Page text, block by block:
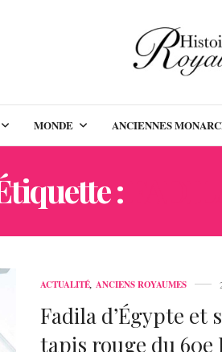
MONDE ANCIENNES
:
ACTUALITÉ, ANCIENS ROYAUMES
Fadila d’Égypte et
tapis rouge du 60e